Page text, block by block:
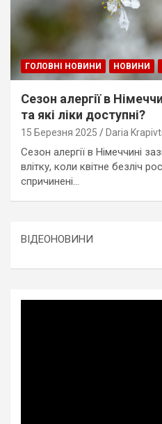
ГОЛОВНІ НОВИНИ НОВИНИ
Сезон алергії в
та які ліки доступні?
15 Березня 2025 Daria
Сезон алергії в Німеччині
влітку, коли квітне безліч
спричинені…
ВІДЕОНОВИНИ